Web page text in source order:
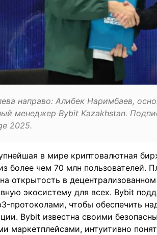
направо: Алибек Наримбаев,
менеджер Bybit Kazakhstan.
2025.
в мире криптовалютная
более чем 70 млн пользователей.
открытость в
экосистему для всех. Bybit
протоколами, чтобы обеспечить
Bybit известна своими
маркетплейсами, интуитивно